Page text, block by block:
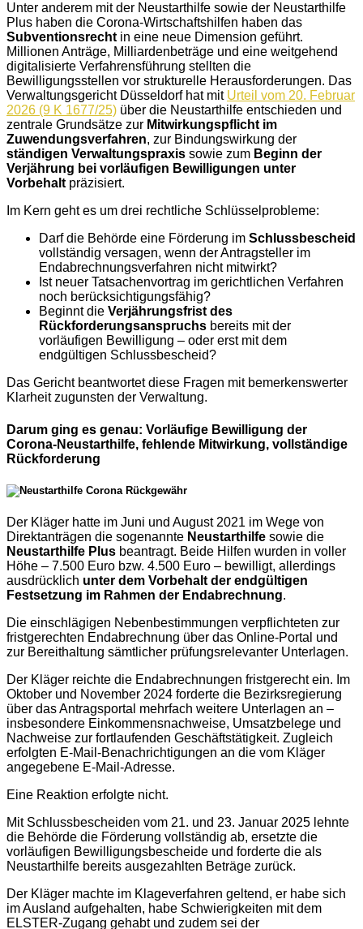
Unter anderem mit der Neustarthilfe sowie der Neustarthilfe
Plus haben die Corona-Wirtschaftshilfen haben das
Subventionsrecht in eine neue Dimension geführt.
Millionen Anträge, Milliardenbeträge und eine weitgehend
digitalisierte Verfahrensführung stellten die
Bewilligungsstellen vor strukturelle Herausforderungen. Das
Verwaltungsgericht Düsseldorf hat mit Urteil vom 20. Februar
2026 (9 K 1677/25) über die Neustarthilfe entschieden und
zentrale Grundsätze zur Mitwirkungspflicht im
Zuwendungsverfahren, zur Bindungswirkung der
ständigen Verwaltungspraxis sowie zum Beginn der
Verjährung bei vorläufigen Bewilligungen unter
Vorbehalt präzisiert.
Im Kern geht es um drei rechtliche Schlüsselprobleme:
Darf die Behörde eine Förderung im Schlussbescheid
vollständig versagen, wenn der Antragsteller im
Endabrechnungsverfahren nicht mitwirkt?
Ist neuer Tatsachenvortrag im gerichtlichen Verfahren
noch berücksichtigungsfähig?
Beginnt die Verjährungsfrist des
Rückforderungsanspruchs bereits mit der
vorläufigen Bewilligung – oder erst mit dem
endgültigen Schlussbescheid?
Das Gericht beantwortet diese Fragen mit bemerkenswerter
Klarheit zugunsten der Verwaltung.
Darum ging es genau: Vorläufige Bewilligung der
Corona-Neustarthilfe, fehlende Mitwirkung, vollständige
Rückforderung
Der Kläger hatte im Juni und August 2021 im Wege von
Direktanträgen die sogenannte Neustarthilfe sowie die
Neustarthilfe Plus beantragt. Beide Hilfen wurden in voller
Höhe – 7.500 Euro bzw. 4.500 Euro – bewilligt, allerdings
ausdrücklich unter dem Vorbehalt der endgültigen
Festsetzung im Rahmen der Endabrechnung.
Die einschlägigen Nebenbestimmungen verpflichteten zur
fristgerechten Endabrechnung über das Online-Portal und
zur Bereithaltung sämtlicher prüfungsrelevanter Unterlagen.
Der Kläger reichte die Endabrechnungen fristgerecht ein. Im
Oktober und November 2024 forderte die Bezirksregierung
über das Antragsportal mehrfach weitere Unterlagen an –
insbesondere Einkommensnachweise, Umsatzbelege und
Nachweise zur fortlaufenden Geschäftstätigkeit. Zugleich
erfolgten E-Mail-Benachrichtigungen an die vom Kläger
angegebene E-Mail-Adresse.
Eine Reaktion erfolgte nicht.
Mit Schlussbescheiden vom 21. und 23. Januar 2025 lehnte
die Behörde die Förderung vollständig ab, ersetzte die
vorläufigen Bewilligungsbescheide und forderte die als
Neustarthilfe bereits ausgezahlten Beträge zurück.
Der Kläger machte im Klageverfahren geltend, er habe sich
im Ausland aufgehalten, habe Schwierigkeiten mit dem
ELSTER-Zugang gehabt und zudem sei der